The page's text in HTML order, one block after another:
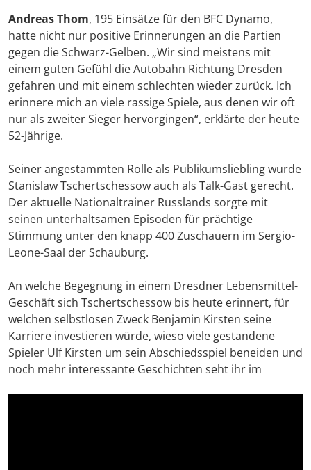
Andreas Thom, 195 Einsätze für den BFC Dynamo,
hatte nicht nur positive Erinnerungen an die Partien
gegen die Schwarz-Gelben. „Wir sind meistens mit
einem guten Gefühl die Autobahn Richtung Dresden
gefahren und mit einem schlechten wieder zurück. Ich
erinnere mich an viele rassige Spiele, aus denen wir oft
nur als zweiter Sieger hervorgingen“, erklärte der heute
52-Jährige.
Seiner angestammten Rolle als Publikumsliebling wurde
Stanislaw Tschertschessow auch als Talk-Gast gerecht.
Der aktuelle Nationaltrainer Russlands sorgte mit
seinen unterhaltsamen Episoden für prächtige
Stimmung unter den knapp 400 Zuschauern im Sergio-
Leone-Saal der Schauburg.
An welche Begegnung in einem Dresdner Lebensmittel-
Geschäft sich Tschertschessow bis heute erinnert, für
welchen selbstlosen Zweck Benjamin Kirsten seine
Karriere investieren würde, wieso viele gestandene
Spieler Ulf Kirsten um sein Abschiedsspiel beneiden und
noch mehr interessante Geschichten seht ihr im